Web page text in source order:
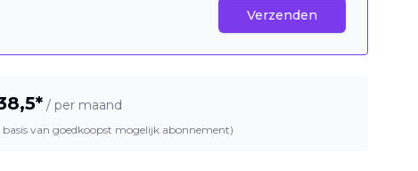
Verzenden
* / per maand
basis van goedkoopst mogelijk abonnement)